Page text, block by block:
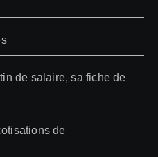
de salaire, sa fiche de
de